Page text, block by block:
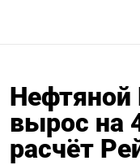
вырос на
расчёт